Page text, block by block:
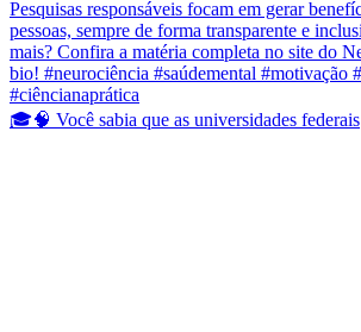
🎓🧠 Você sabia que as universidades federais